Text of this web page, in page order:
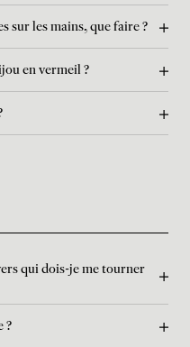
sur les mains, que faire ?
en vermeil ?
qui dois-je me tourner
?